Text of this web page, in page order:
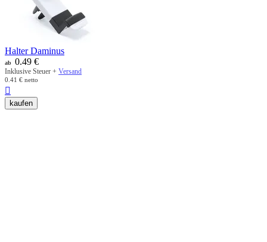
Halter Daminus
ab 0.49 €
Inklusive Steuer + Versand
0.41 € netto

kaufen